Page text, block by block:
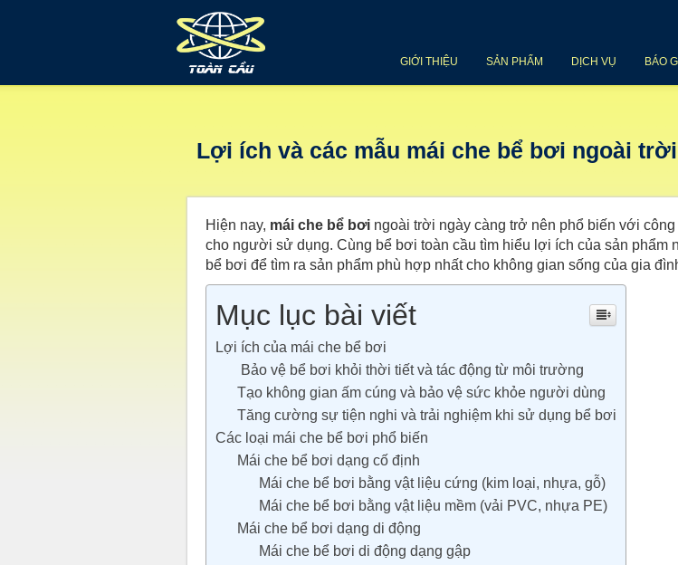
GIỚI THIỆU SẢN PHẨM DỊCH VỤ BÁO
Lợi ích và các mẫu mái che bể bơi ngoài trời
Hiện nay, mái che bể bơi ngoài trời ngày càng trở nên phổ biến với
cho người sử dụng. Cùng bể bơi toàn cầu tìm hiểu lợi ích của sản phẩm
bể bơi để tìm ra sản phẩm phù hợp nhất cho không gian sống của gia
Mục lục bài viết
Lợi ích của mái che bể bơi
Bảo vệ bể bơi khỏi thời tiết và tác động từ môi trường
Tạo không gian ấm cúng và bảo vệ sức khỏe người dùng
Tăng cường sự tiện nghi và trải nghiệm khi sử dụng bể bơi
Các loại mái che bể bơi phổ biến
Mái che bể bơi dạng cố định
Mái che bể bơi bằng vật liệu cứng (kim loại, nhựa, gỗ)
Mái che bể bơi bằng vật liệu mềm (vải PVC, nhựa PE)
Mái che bể bơi dạng di động
Mái che bể bơi di động dạng gập